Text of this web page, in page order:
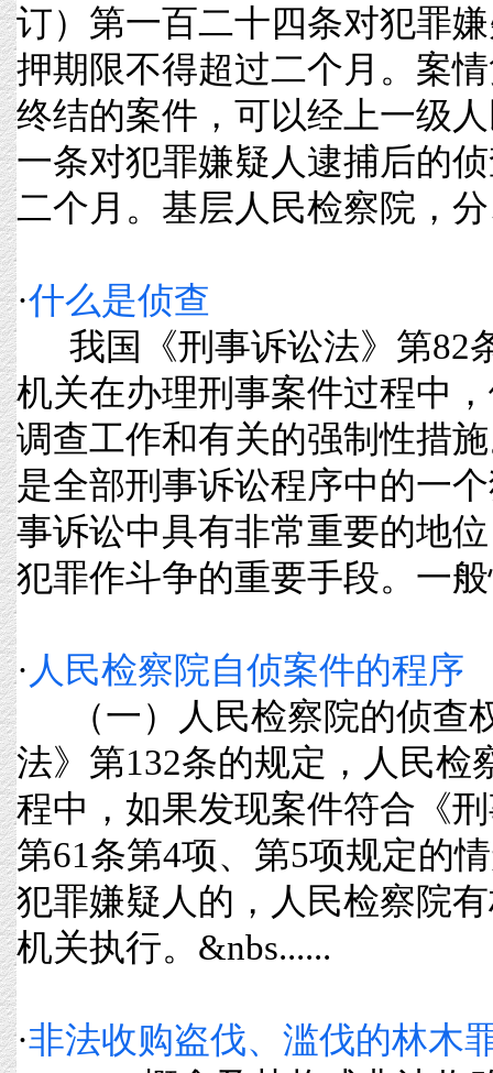
订）第一百二十四条对犯罪
押期限不得超过二个月。案
终结的案件，可以经上一级
一条对犯罪嫌疑人逮捕后的
二个月。基层人民检察院，
·什么是侦查
我国《刑事诉讼法》第82
机关在办理刑事案件过程中
调查工作和有关的强制性
是全部刑事诉讼程序中的一
事诉讼中具有非常重要的地
犯罪作斗争的重要手段。一
· 人民检察院自侦案件的程序
（一）人民检察院的侦查
法》第132条的规定，人民检
程中，如果发现案件符合《
第61条第4项、第5项规定的
犯罪嫌疑人的，人民检察院
机关执行。&nbs......
·非法收购盗伐、滥伐的林木